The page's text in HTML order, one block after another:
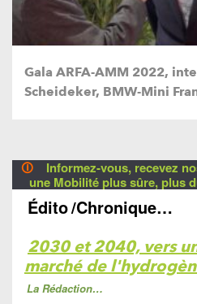
Gala ARFA-AMM 2022,
Scheideker, BMW-Mini
🛈
Informez-vous, recevez
une Mobilité plus sûre, plus
Édito/Chronique…
2030 et 2040, vers
marché de
La Rédaction…